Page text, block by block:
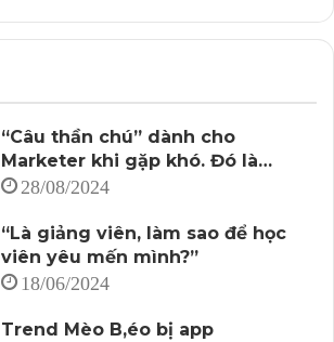
“Câu thần chú” dành cho
Marketer khi gặp khó. Đó là…
28/08/2024
“Là giảng viên, làm sao để học
viên yêu mến mình?”
18/06/2024
Trend Mèo B,éo bị app